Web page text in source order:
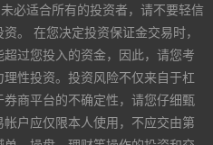
必适合所有的投资者，请不要轻信
。 在您决定投资保证金交易时，
过您投入的资金，因此，请您考
性投资。投资风险不仅来自于杠
商平台的不确定性，请您仔细甄
户应仅限本人使用，不应交由第